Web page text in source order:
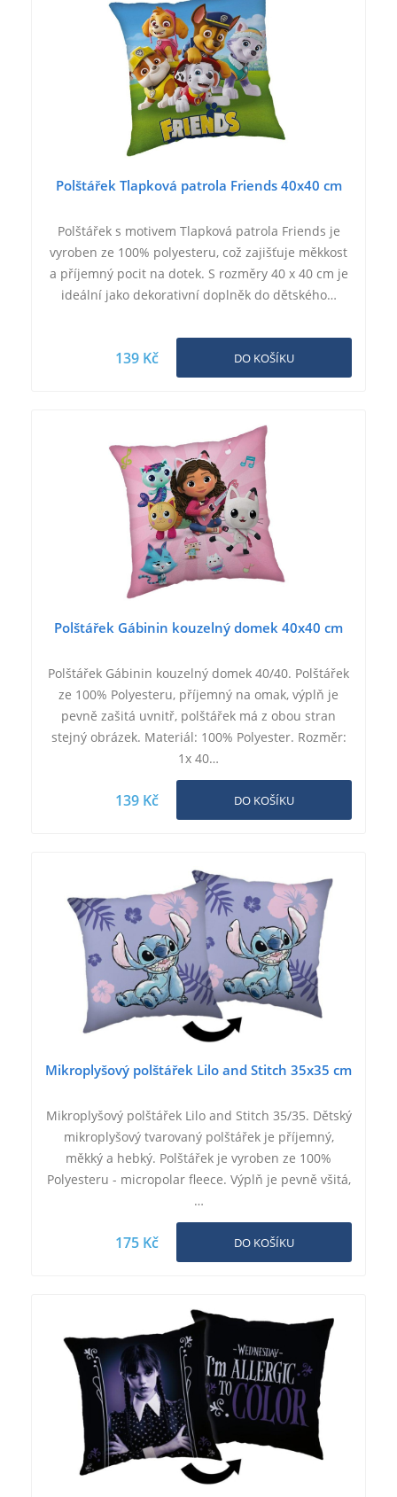
Polštářek Tlapková patrola Friends 40x40 cm
Polštářek s motivem Tlapková patrola Friends je
vyroben ze 100% polyesteru, což zajišťuje měkkost
a příjemný pocit na dotek. S rozměry 40 x 40 cm je
ideální jako dekorativní doplněk do dětského…
139 Kč DO KOŠÍKU
Polštářek Gábinin kouzelný domek 40x40 cm
Polštářek Gábinin kouzelný domek 40/40. Polštářek
ze 100% Polyesteru, příjemný na omak, výplň je
pevně zašitá uvnitř, polštářek má z obou stran
stejný obrázek. Materiál: 100% Polyester. Rozměr:
1x 40…
139 Kč DO KOŠÍKU
Mikroplyšový polštářek Lilo and Stitch 35x35 cm
Mikroplyšový polštářek Lilo and Stitch 35/35. Dětský
mikroplyšový tvarovaný polštářek je příjemný,
měkký a hebký. Polštářek je vyroben ze 100%
Polyesteru - micropolar fleece. Výplň je pevně všitá,
…
175 Kč DO KOŠÍKU